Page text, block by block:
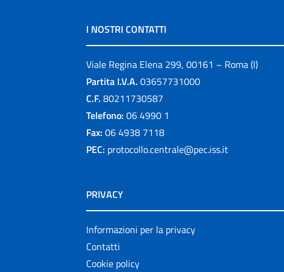
I NOSTRI CONTATTI
Viale Regina Elena 299, 00161 – Roma (I)
Partita I.V.A. 03657731000
C.F. 80211730587
Telefono: 06 4990 1
Fax: 06 4938 7118
PEC: protocollo.centrale@pec.iss.it
PRIVACY
Informazioni per la privacy
Contatti
Cookie policy